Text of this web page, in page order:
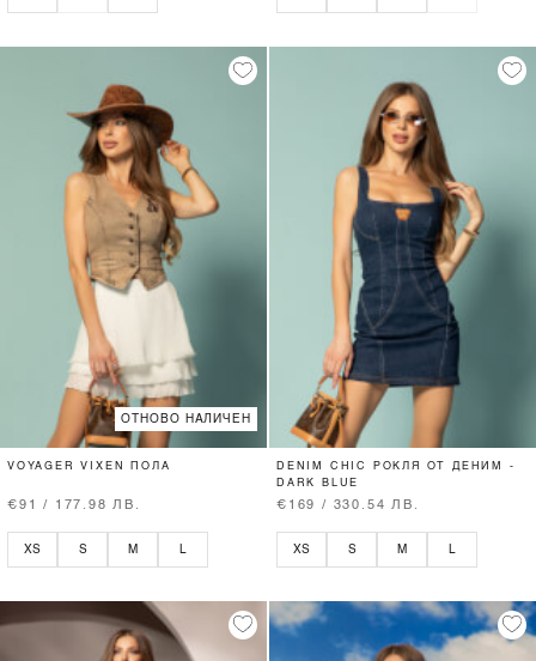
ОТНОВО НАЛИЧЕН
VOYAGER VIXEN ПОЛА
€91 / 177.98 ЛВ.
XS S M
DENIM CHIC РОКЛЯ ОТ ДЕНИМ -
DARK BLUE
€169 / 330.54 ЛВ.
XS S M